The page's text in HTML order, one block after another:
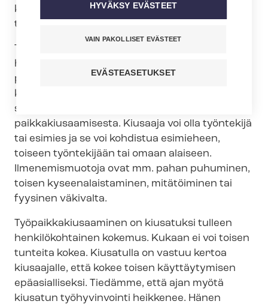
kärkeen. Miten on mahdollista, että olemme
toisten auttajia ja toisten kiusaajia?
Työ­paik­ka­kiusaa­mi­sen tunnistaminen ei ole
helppoa työpaikan arjessa. Myös kiusaamiseen
puuttuminen ei ole helppoa. Ohimenevä huono
kohtelu ei ole työ­paik­ka­kiusaa­mis­ta, mutta kun
se toistuu ja on systemaattista, puhutaan työ­
paik­ka­kiusaa­mi­ses­ta. Kiusaaja voi olla työntekijä
tai esimies ja se voi kohdistua esimieheen,
toiseen työntekijään tai omaan alaiseen.
Ilmenemismuotoja ovat mm. pahan puhuminen,
toisen ky­see­na­lais­ta­mi­nen, mitätöiminen tai
fyysinen väkivalta.
Työ­paik­ka­kiusaa­mi­nen on kiusatuksi tulleen
henkilökohtainen kokemus. Kukaan ei voi toisen
tunteita kokea. Kiusatulla on vastuu kertoa
kiusaajalle, että kokee toisen käyttäytymisen
epäasialliseksi. Tiedämme, että ajan myötä
kiusatun työhyvinvointi heikkenee. Hänen
HYVÄKSY EVÄSTEET
VAIN PAKOLLISET EVÄSTEET
EVÄSTEASETUKSET